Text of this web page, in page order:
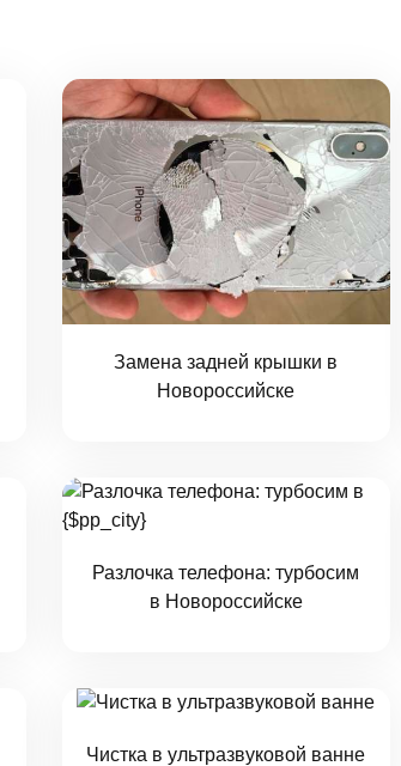
Замена задней крышки в
Новороссийске
Разлочка телефона: турбосим
в Новороссийске
Чистка в ультразвуковой ванне